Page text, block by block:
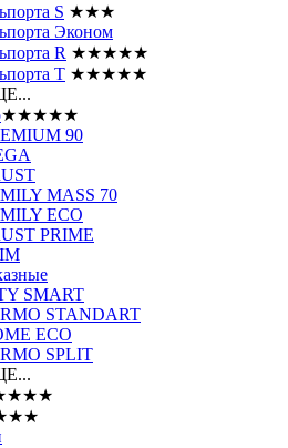
S ★★★
Эконом
R ★★★★★
Т ★★★★★
★★★★★
90
MASS 70
ECO
PRIME
SMART
STANDART
ECO
SPLIT